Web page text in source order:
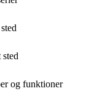
og funktioner